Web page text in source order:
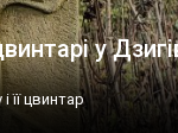
у
її цвинтар